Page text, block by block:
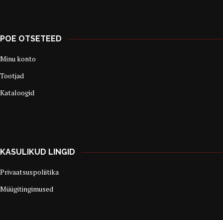
POE OTSETEED
Minu konto
Tootjad
Kataloogid
KASULIKUD LINGID
Privaatsuspoliitika
Müügitingimused